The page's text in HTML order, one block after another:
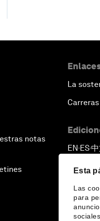
Esta
Las
para
notas
La
EN ▪ ES▪